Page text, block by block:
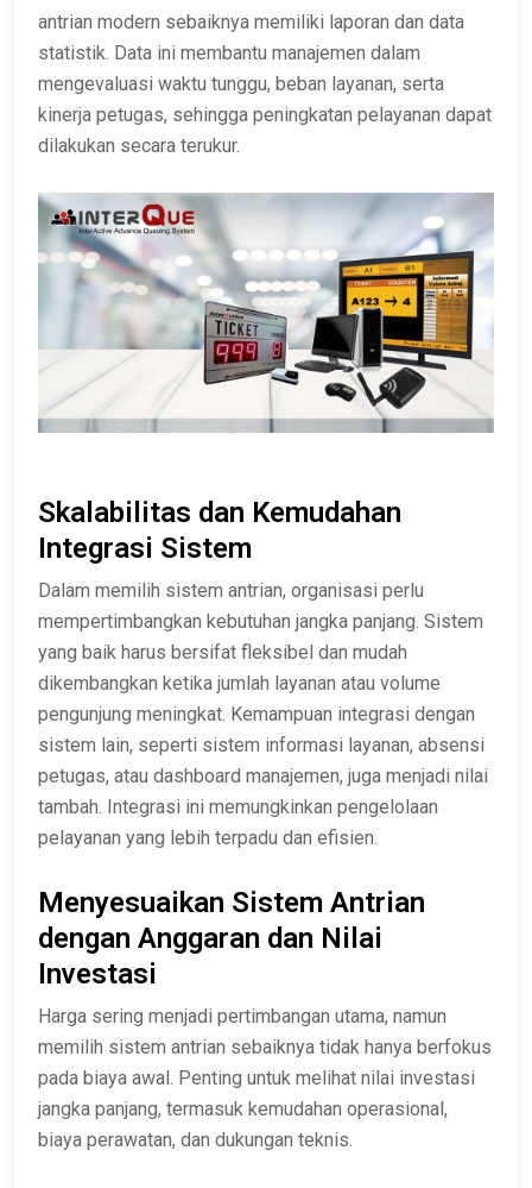
antrian modern sebaiknya memiliki laporan dan data
statistik. Data ini membantu manajemen dalam
mengevaluasi waktu tunggu, beban layanan, serta
kinerja petugas, sehingga peningkatan pelayanan dapat
dilakukan secara terukur.
Skalabilitas dan Kemudahan
Integrasi Sistem
Dalam memilih sistem antrian, organisasi perlu
mempertimbangkan kebutuhan jangka panjang. Sistem
yang baik harus bersifat fleksibel dan mudah
dikembangkan ketika jumlah layanan atau volume
pengunjung meningkat. Kemampuan integrasi dengan
sistem lain, seperti sistem informasi layanan, absensi
petugas, atau dashboard manajemen, juga menjadi nilai
tambah. Integrasi ini memungkinkan pengelolaan
pelayanan yang lebih terpadu dan efisien.
Menyesuaikan Sistem Antrian
dengan Anggaran dan Nilai
Investasi
Harga sering menjadi pertimbangan utama, namun
memilih sistem antrian sebaiknya tidak hanya berfokus
pada biaya awal. Penting untuk melihat nilai investasi
jangka panjang, termasuk kemudahan operasional,
biaya perawatan, dan dukungan teknis.